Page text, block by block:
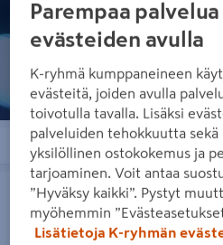
Järjestä
Rasvasiementanko Tintin 1kg
Parempaa palvelua
evästeiden avulla
K-ryhmä kumppaneineen
evästeitä, joiden avulla
toivotulla tavalla. Lisäksi
palveluiden tehokkuutta sekä
yksilöllinen ostokokemus ja
tarjoaminen. Voit antaa
”Hyväksy kaikki”. Pystyt
myöhemmin
Lisätietoja K-ryhmän